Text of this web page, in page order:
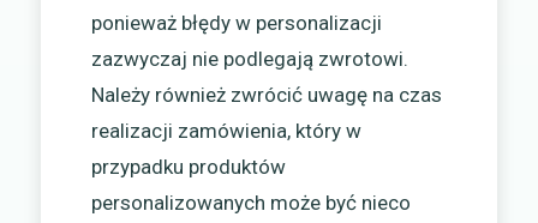
ponieważ błędy w personalizacji
zazwyczaj nie podlegają zwrotowi.
Należy również zwrócić uwagę na czas
realizacji zamówienia, który w
przypadku produktów
personalizowanych może być nieco